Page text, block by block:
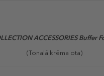
ACCESSORIESBuffer
(Tonalā krēma ota)